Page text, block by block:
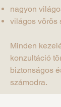
nagyon
világos vörös
Minden
konzultáció
biztonságos
számodra.